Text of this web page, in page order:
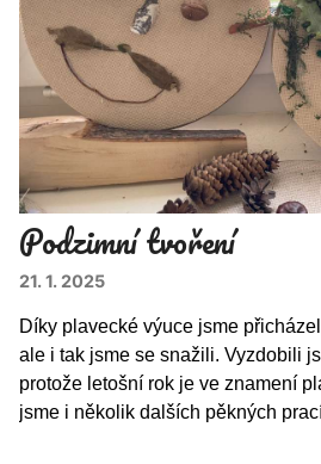
Podzimní tvoření
21. 1. 2025
Díky plavecké výuce jsme
ale i tak jsme se snažili. Vyzdobili
protože letošní rok je ve znamení
jsme i několik dalších pěkných